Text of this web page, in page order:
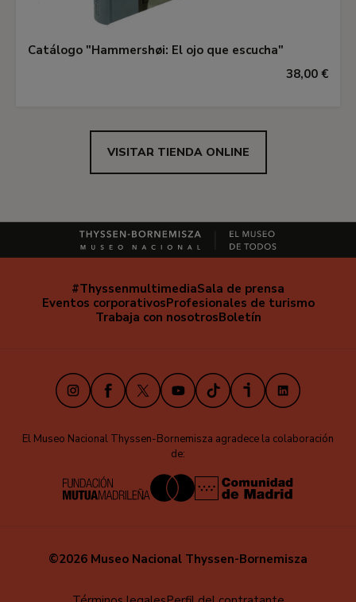
Catálogo "Hammershøi: El ojo que escucha"
38,00 €
VISITAR TIENDA ONLINE
Navegación
secundaria
#ThyssenmultimediaSala de prensa
Eventos corporativosProfesionales de turismo
Trabaja con nosotrosBoletín
InstagramFacebook
X YoutubeTikTokiVooxLinkedIn
El Museo Nacional Thyssen-Bornemisza agradece la colaboración
de:
©2026 Museo Nacional Thyssen-Bornemisza